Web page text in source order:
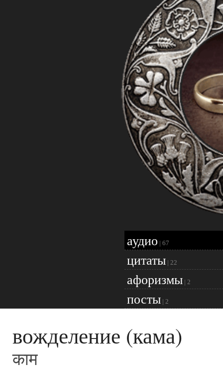
аудио | 67
цитаты | 22
афоризмы | 2
посты | 2
вожделение (кама)
काम